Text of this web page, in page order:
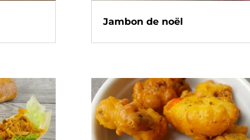
Jambon de noël